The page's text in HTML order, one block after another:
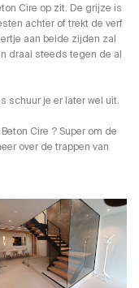
Cire op zit. De grijze is
achter of trekt de verf
aan beide zijden zal
draai steeds tegen de al
schuur je er later wel uit.
Cire ? Super om de
over de trappen van